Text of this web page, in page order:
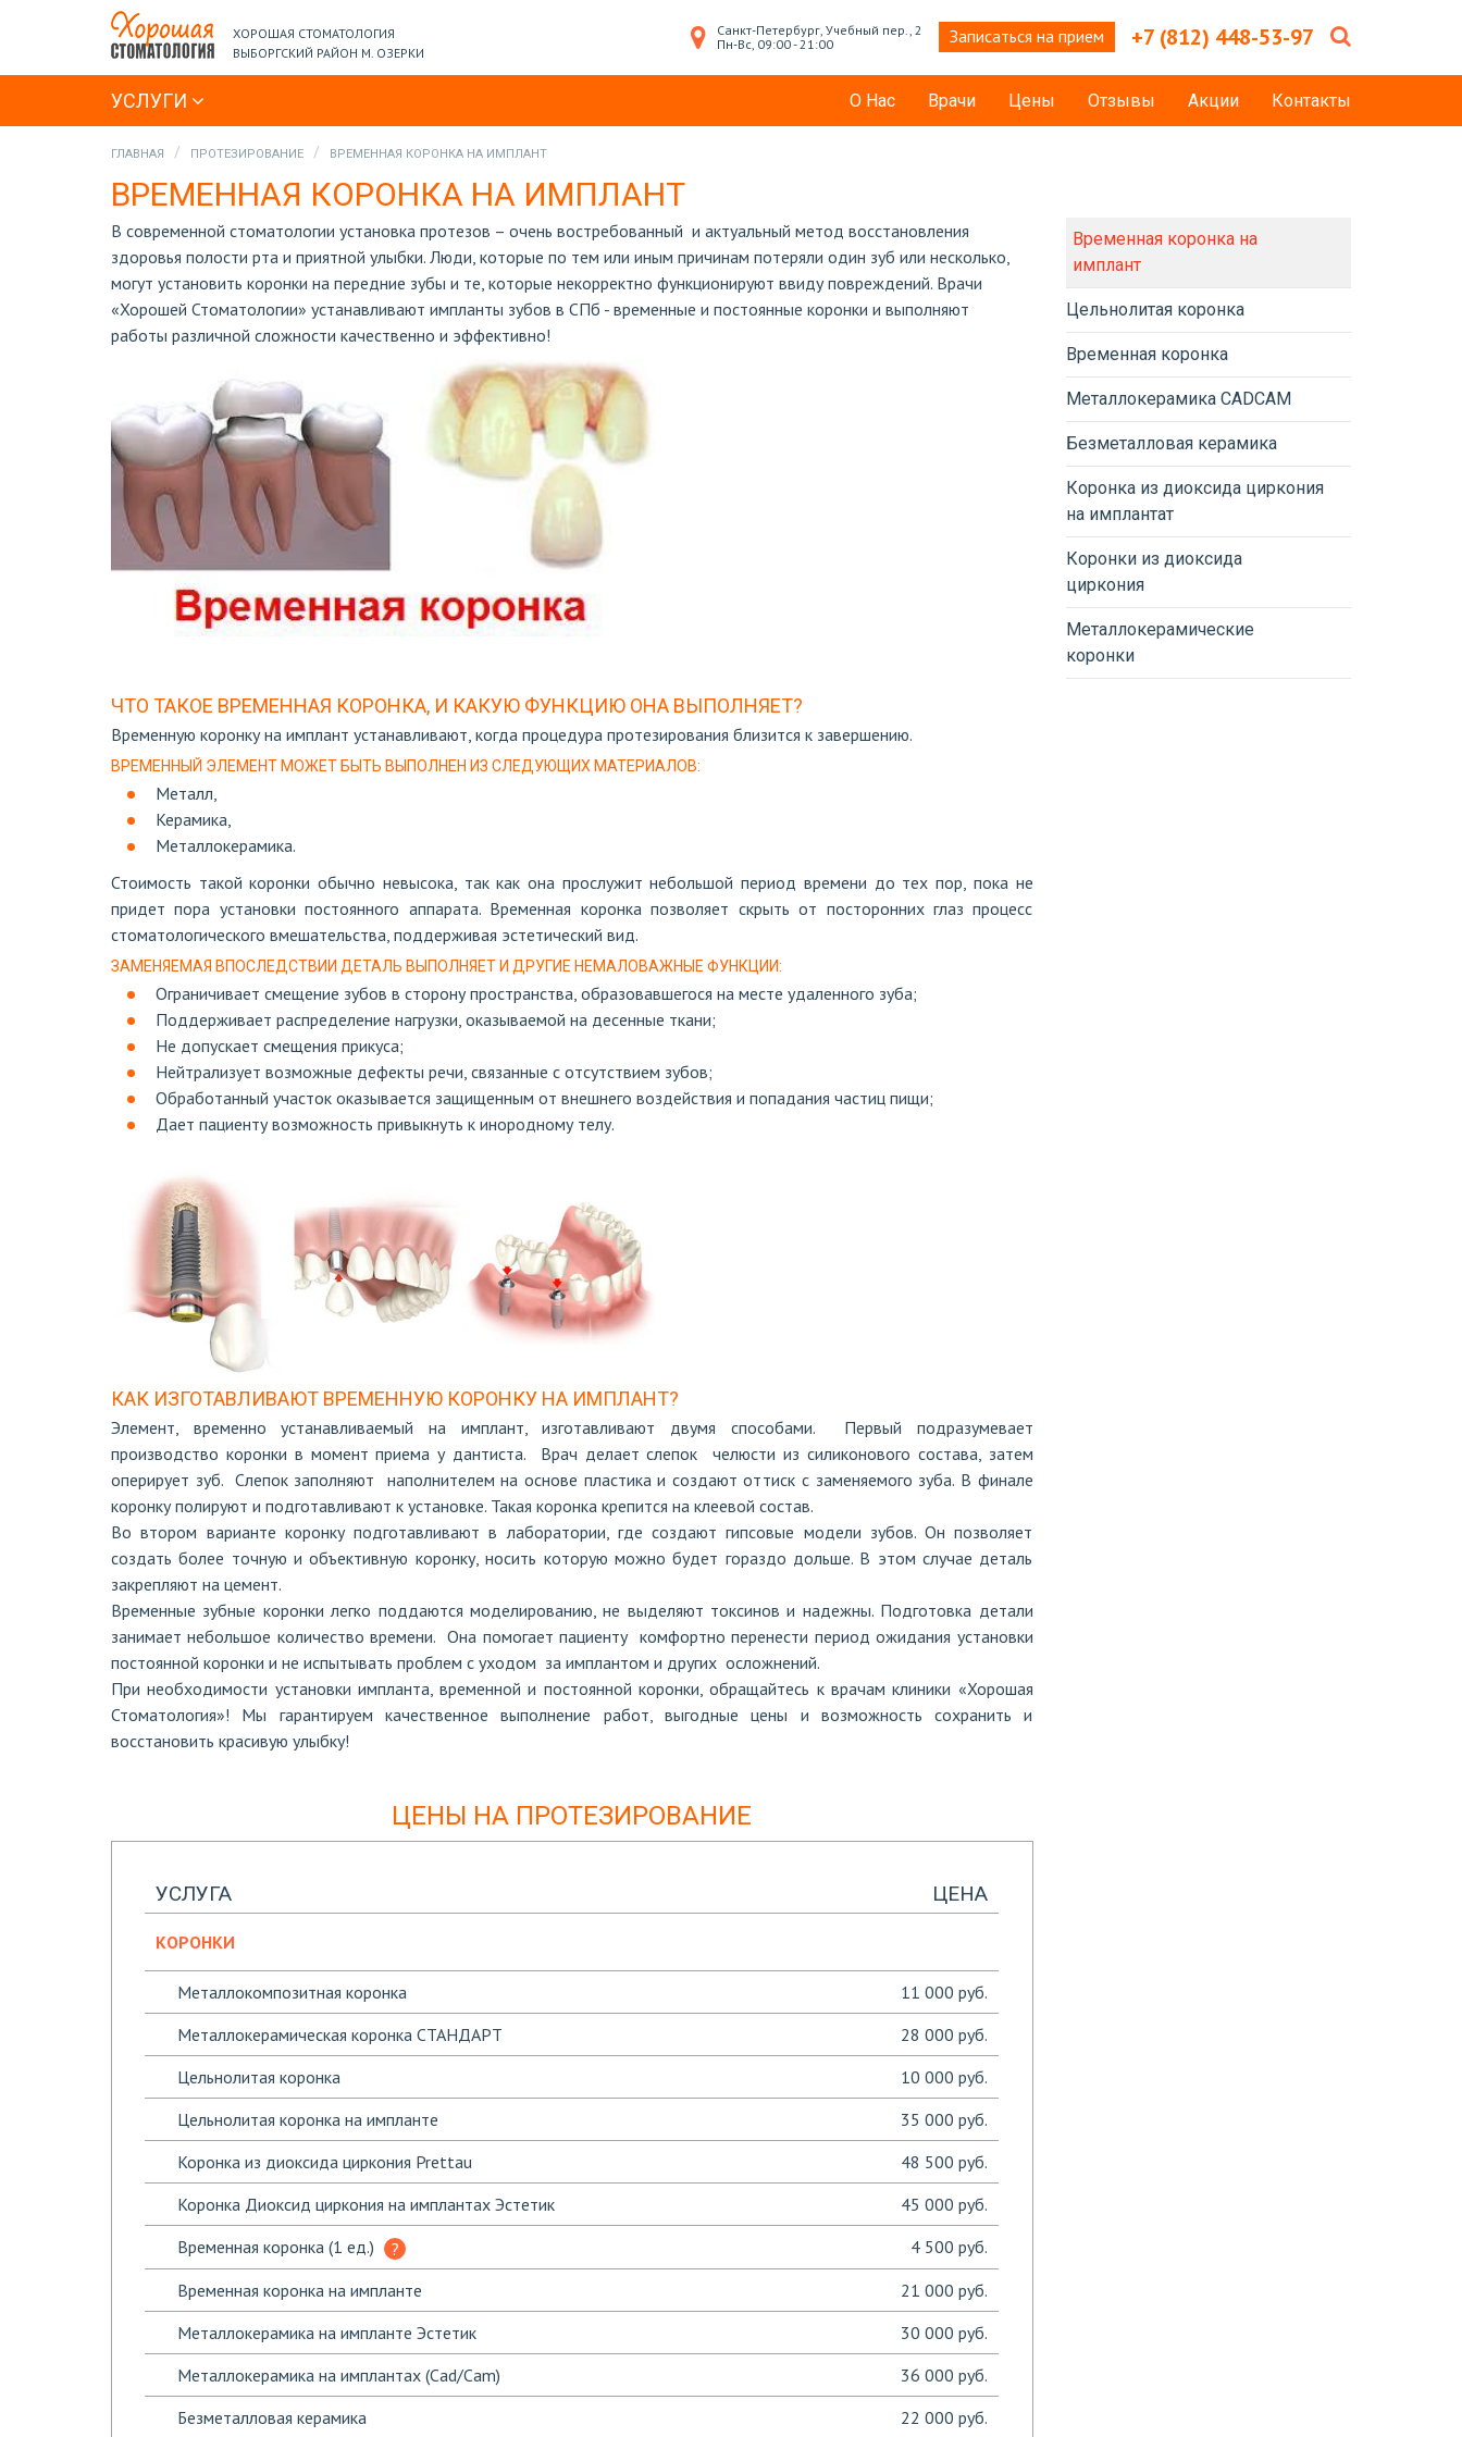
ХОРОШАЯ СТОМАТОЛОГИЯ
ВЫБОРГСКИЙ РАЙОН М. ОЗЕРКИ
Санкт-Петербург, Учебный пер., 2
Пн-Вс, 09:00 - 21:00
Записаться на прием +7 (812) 448-53-97
УСЛУГИ О Нас Врачи Цены Отзывы Акции Контакты
ГЛАВНАЯ ПРОТЕЗИРОВАНИЕ ВРЕМЕННАЯ КОРОНКА НА ИМПЛАНТ
ВРЕМЕННАЯ КОРОНКА НА ИМПЛАНТ
В современной стоматологии установка протезов – очень востребованный и актуальный метод восстановления
здоровья полости рта и приятной улыбки. Люди, которые по тем или иным причинам потеряли один зуб или несколько,
могут установить коронки на передние зубы и те, которые некорректно функционируют ввиду повреждений. Врачи
«Хорошей Стоматологии» устанавливают импланты зубов в СПб - временные и постоянные коронки и выполняют
работы различной сложности качественно и эффективно!
ЧТО ТАКОЕ ВРЕМЕННАЯ КОРОНКА, И КАКУЮ ФУНКЦИЮ ОНА ВЫПОЛНЯЕТ?
Временную коронку на имплант устанавливают, когда процедура протезирования близится к завершению.
ВРЕМЕННЫЙ ЭЛЕМЕНТ МОЖЕТ БЫТЬ ВЫПОЛНЕН ИЗ СЛЕДУЮЩИХ МАТЕРИАЛОВ:
Металл,
Керамика,
Металлокерамика.
Стоимость такой коронки обычно невысока, так как она прослужит небольшой период времени до тех пор, пока не
придет пора установки постоянного аппарата. Временная коронка позволяет скрыть от посторонних глаз процесс
стоматологического вмешательства, поддерживая эстетический вид.
ЗАМЕНЯЕМАЯ ВПОСЛЕДСТВИИ ДЕТАЛЬ ВЫПОЛНЯЕТ И ДРУГИЕ НЕМАЛОВАЖНЫЕ ФУНКЦИИ:
Ограничивает смещение зубов в сторону пространства, образовавшегося на месте удаленного зуба;
Поддерживает распределение нагрузки, оказываемой на десенные ткани;
Не допускает смещения прикуса;
Нейтрализует возможные дефекты речи, связанные с отсутствием зубов;
Обработанный участок оказывается защищенным от внешнего воздействия и попадания частиц пищи;
Дает пациенту возможность привыкнуть к инородному телу.
КАК ИЗГОТАВЛИВАЮТ ВРЕМЕННУЮ КОРОНКУ НА ИМПЛАНТ?
Элемент, временно устанавливаемый на имплант, изготавливают двумя способами. Первый подразумевает
производство коронки в момент приема у дантиста. Врач делает слепок челюсти из силиконового состава, затем
оперирует зуб. Слепок заполняют наполнителем на основе пластика и создают оттиск с заменяемого зуба. В финале
коронку полируют и подготавливают к установке. Такая коронка крепится на клеевой состав.
Во втором варианте коронку подготавливают в лаборатории, где создают гипсовые модели зубов. Он позволяет
создать более точную и объективную коронку, носить которую можно будет гораздо дольше. В этом случае деталь
закрепляют на цемент.
Временные зубные коронки легко поддаются моделированию, не выделяют токсинов и надежны. Подготовка детали
занимает небольшое количество времени. Она помогает пациенту комфортно перенести период ожидания установки
постоянной коронки и не испытывать проблем с уходом за имплантом и других осложнений.
При необходимости установки импланта, временной и постоянной коронки, обращайтесь к врачам клиники «Хорошая
Стоматология»! Мы гарантируем качественное выполнение работ, выгодные цены и возможность сохранить и
восстановить красивую улыбку!
ЦЕНЫ НА ПРОТЕЗИРОВАНИЕ
УСЛУГА ЦЕНА
КОРОНКИ
Металлокомпозитная коронка
11 000 руб.
Металлокерамическая коронка СТАНДАРТ
28 000 руб.
Цельнолитая коронка
10 000 руб.
Цельнолитая коронка на импланте
35 000 руб.
Коронка из диоксида циркония Prettau
48 500 руб.
Коронка Диоксид циркония на имплантах Эстетик
45 000 руб.
Временная коронка (1 ед.)
4 500 руб.
Временная коронка на импланте
21 000 руб.
Металлокерамика на импланте Эстетик
30 000 руб.
Металлокерамика на имплантах (Cad/Cam)
36 000 руб.
Безметалловая керамика
22 000 руб.
Временная коронка на
имплант
Цельнолитая коронка
Временная коронка
Металлокерамика CADCAM
Безметалловая керамика
Коронка из диоксида циркония
на имплантат
Коронки из диоксида
циркония
Металлокерамические
коронки